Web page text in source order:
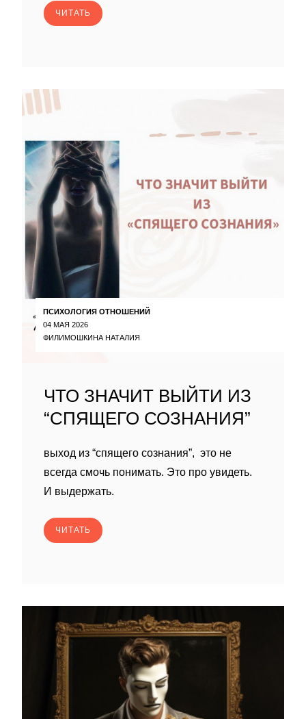
ЧИТАТЬ
ПСИХОЛОГИЯ ОТНОШЕНИЙ
04 МАЯ 2026
ФИЛИМОШКИНА НАТАЛИЯ
ЧТО ЗНАЧИТ ВЫЙТИ ИЗ
“СПЯЩЕГО СОЗНАНИЯ”
выход из “спящего сознания”, это не
всегда смочь понимать. Это про увидеть.
И выдержать.
ЧИТАТЬ